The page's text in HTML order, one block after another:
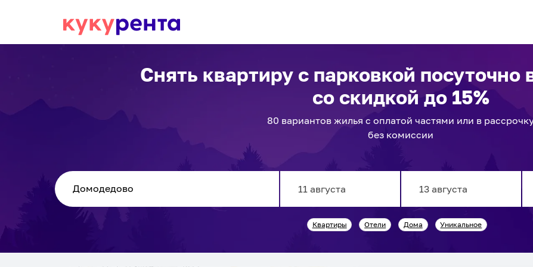
Снять квартиру с парковкой посуточно
со скидкой до 15%
80 вариантов жилья с оплатой частями или в
без комиссии
forward
interact
backward
interact
Квартиры Отели Дома Уникальное